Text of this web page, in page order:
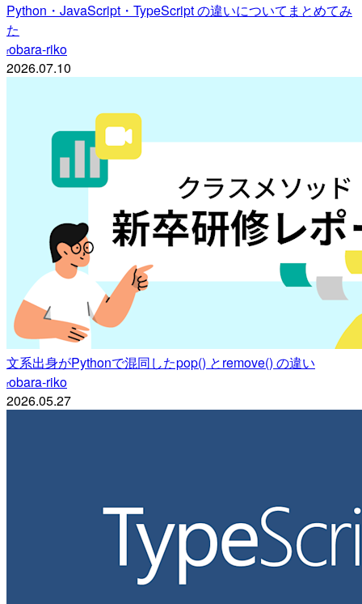
Python・JavaScript・TypeScript の違いについてまとめてみ
た
robara-riko
2026.07.10
文系出身がPythonで混同したpop() とremove() の違い
robara-riko
2026.05.27